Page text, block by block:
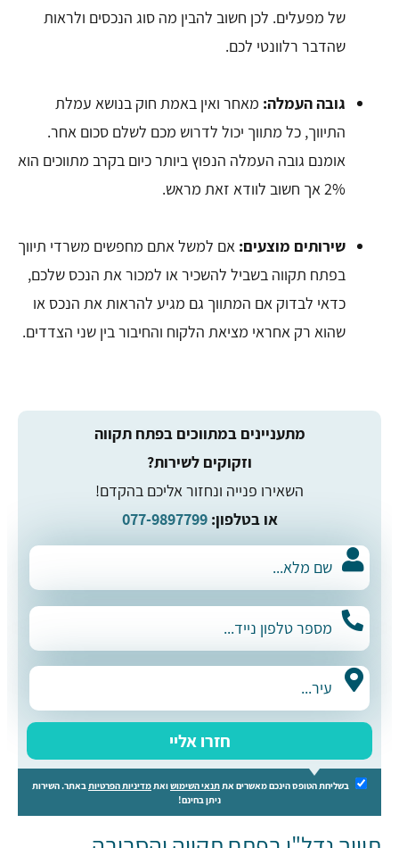
של מפעלים. לכן חשוב להבין מה סוג הנכסים ולראות
שהדבר רלוונטי לכם.
גובה העמלה: מאחר ואין באמת חוק בנושא עמלת
התיווך, כל מתווך יכול לדרוש מכם לשלם סכום אחר.
אומנם גובה העמלה הנפוץ ביותר כיום בקרב מתווכים הוא
2% אך חשוב לוודא זאת מראש.
שירותים מוצעים: אם למשל אתם מחפשים משרדי תיווך
בפתח תקווה בשביל להשכיר או למכור את הנכס שלכם,
כדאי לבדוק אם המתווך גם מגיע להראות את הנכס או
שהוא רק אחראי מציאת הלקוח והחיבור בין שני הצדדים.
מתעניינים במתווכים בפתח תקווה
וזקוקים לשירות?
השאירו פנייה ונחזור אליכם בהקדם!
או בטלפון:077-9897799
חזרו אליי
בשליחת הטופס הינכם מאשרים אתתנאי השימושואתמדיניות הפרטיותבאתר. השירות
ניתן בחינם!